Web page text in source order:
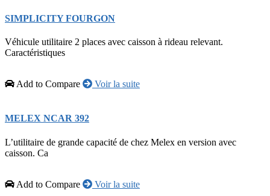
SIMPLICITY FOURGON
Véhicule utilitaire 2 places avec caisson à rideau relevant.
Caractéristiques
Add to Compare Voir la suite
MELEX NCAR 392
L’utilitaire de grande capacité de chez Melex en version avec
caisson. Ca
Add to Compare Voir la suite